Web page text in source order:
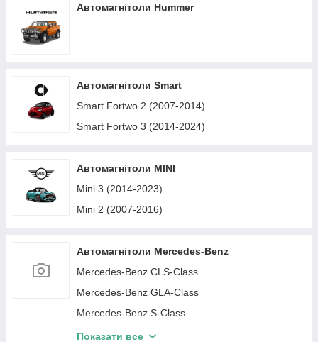
Автомагнітоли Hummer
Автомагнітоли Smart
Smart Fortwo 2 (2007-2014)
Smart Fortwo 3 (2014-2024)
Автомагнітоли MINI
Mini 3 (2014-2023)
Mini 2 (2007-2016)
Автомагнітоли Mercedes-Benz
Mercedes-Benz CLS-Class
Mercedes-Benz GLA-Class
Mercedes-Benz S-Class
Mercedes-Benz SL-Class
Показати все